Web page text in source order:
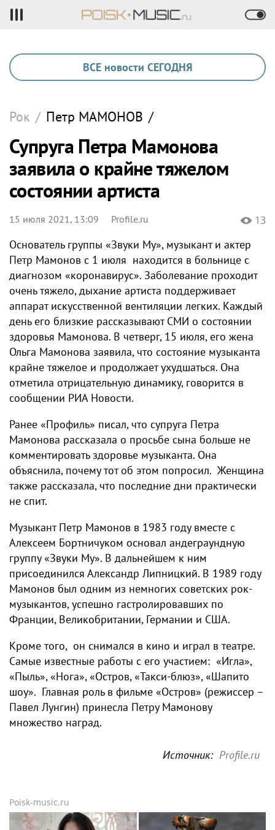
ВСЕ новости СЕГОДНЯ
Рок / Петр МАМОНОВ /
Супруга Петра Мамонова
заявила о крайне тяжелом
состоянии артиста
15 июля 2021, 13:09 Profile.ru 13
Основатель группы «Звуки Му», музыкант и актер
Петр Мамонов с 1 июля находится в больнице с
диагнозом «коронавирус». Заболевание проходит
очень тяжело, дыхание артиста поддерживает
аппарат искусственной вентиляции легких. Каждый
день его близкие рассказывают СМИ о состоянии
здоровья Мамонова. В четверг, 15 июля, его жена
Ольга Мамонова заявила, что состояние музыканта
крайне тяжелое и продолжает ухудшаться. Она
отметила отрицательную динамику, говорится в
сообщении РИА Новости.
Ранее «Профиль» писал, что супруга Петра
Мамонова рассказала о просьбе сына больше не
комментировать здоровье музыканта. Она
объяснила, почему тот об этом попросил. Женщина
также рассказала, что последние дни практически
не спит.
Музыкант Петр Мамонов в 1983 году вместе с
Алексеем Бортничуком основал андеграундную
группу «Звуки Му». В дальнейшем к ним
присоединился Александр Липницкий. В 1989 году
Мамонов был одним из немногих советских рок-
музыкантов, успешно гастролировавших по
Франции, Великобритании, Германии и США.
Кроме того, он снимался в кино и играл в театре.
Самые известные работы с его участием: «Игла»,
«Пыль», «Нога», «Остров, «Такси-блюз», «Шапито
шоу». Главная роль в фильме «Остров» (режиссер –
Павел Лунгин) принесла Петру Мамонову
множество наград.
Источник: Profile.ru
Poisk-music.ru